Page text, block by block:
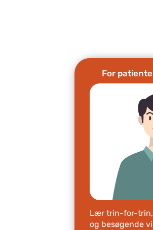
For
Lær trin-for-
og besøgende